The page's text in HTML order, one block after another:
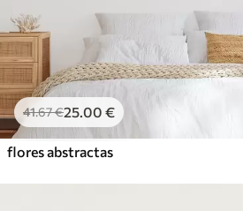
41.67€25.00 €
flores abstractas